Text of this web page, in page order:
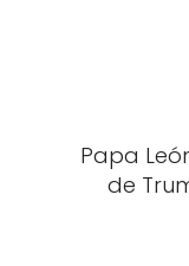
Papa
de